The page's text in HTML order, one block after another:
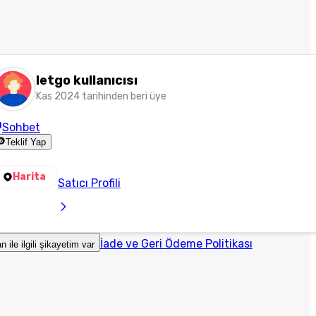
letgo kullanıcısı
Kas 2024 tarihinden beri üye
Sohbet
Teklif Yap
Harita Satıcı Profili
ile ilgili şikayetim var İade ve Geri Ödeme Politikası